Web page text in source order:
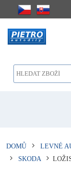
DOMŮ LEVNÉ
SKODA